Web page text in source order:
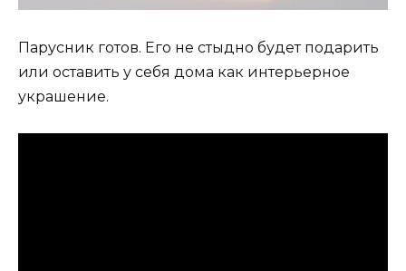
Парусник готов. Его не стыдно будет подарить
или оставить у себя дома как интерьерное
украшение.